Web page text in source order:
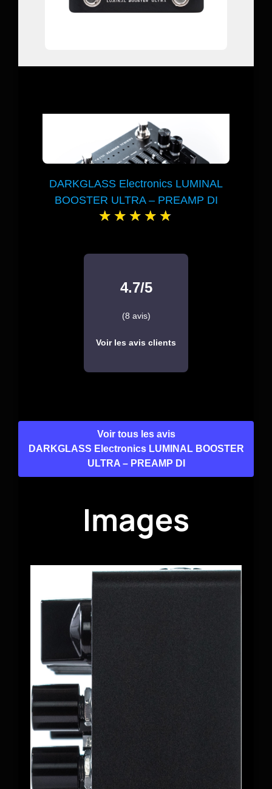
DARKGLASS Electronics LUMINAL
BOOSTER ULTRA – PREAMP DI
4.7/5
(8 avis)
Voir les avis clients
Voir tous les avis
DARKGLASS Electronics LUMINAL BOOSTER
ULTRA – PREAMP DI
Images